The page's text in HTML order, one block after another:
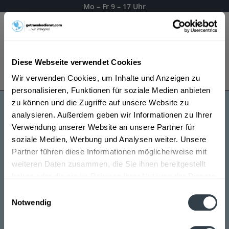
Diese Webseite verwendet Cookies
Wir verwenden Cookies, um Inhalte und Anzeigen zu
personalisieren, Funktionen für soziale Medien anbieten
zu können und die Zugriffe auf unsere Website zu
analysieren. Außerdem geben wir Informationen zu Ihrer
Verwendung unserer Website an unsere Partner für
soziale Medien, Werbung und Analysen weiter. Unsere
Partner führen diese Informationen möglicherweise mit
weiteren Daten zusammen, die Sie ihnen bereitgestellt
Notwendig
Mo – Fr 9 – 17 Uhr
Es gilt unsereDatenschutzerklärung
Rixdorfer